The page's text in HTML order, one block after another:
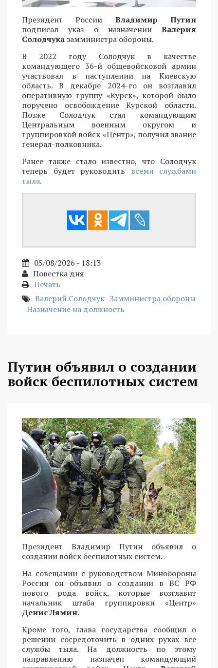
Президент России Владимир Путин
подписал указ о назначенииВалерия
Солодчуказамминистра обороны.
В 2022 году Солодчук в качестве
командующего 36-й общевойсковой армии
участвовал в наступлении на Киевскую
область. В декабре 2024-го он возглавил
оперативную группу «Курск», которой было
поручено освобождение Курской области.
Позже Солодчук стал командующим
Центральным военным округом и
группировкой войск «Центр», получил звание
генерал-полковника.
Ранее также стало известно, что Солодчук
теперь будет руководить всеми службами
тыла.
05/08/2026 - 18:13
Повестка дня
Печать
Валерий Солодчук Замминистра обороны
Назначение на должность
Путин объявил о создании
войск беспилотных систем
Президент Владимир Путин объявил о
создании войск беспилотных систем.
На совещании с руководством Минобороны
России он объявил о создании в ВС РФ
нового рода войск, которые возглавит
начальник штаба группировки «Центр»
Денис Лямин.
Кроме того, глава государства сообщил о
решении сосредоточить в одних руках все
службы тыла. На должность по этому
направлению назначен командующий